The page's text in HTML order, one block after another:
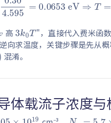
=0.0653eV⇒T =
高
3k
T
"，直接代入费米函
向求温度，关键步骤是先从
混淆。
体载流子浓度
×1019 Nv=5.7